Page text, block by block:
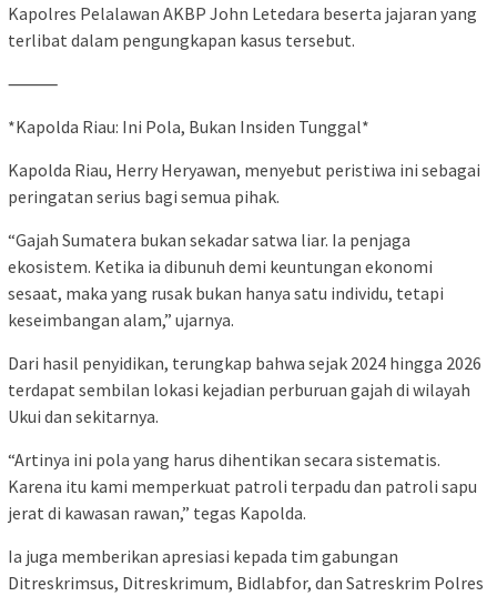
Kapolres Pelalawan AKBP John Letedara beserta jajaran yang
terlibat dalam pengungkapan kasus tersebut.
⸻
*Kapolda Riau: Ini Pola, Bukan Insiden Tunggal*
Kapolda Riau, Herry Heryawan, menyebut peristiwa ini sebagai
peringatan serius bagi semua pihak.
“Gajah Sumatera bukan sekadar satwa liar. Ia penjaga
ekosistem. Ketika ia dibunuh demi keuntungan ekonomi
sesaat, maka yang rusak bukan hanya satu individu, tetapi
keseimbangan alam,” ujarnya.
Dari hasil penyidikan, terungkap bahwa sejak 2024 hingga 2026
terdapat sembilan lokasi kejadian perburuan gajah di wilayah
Ukui dan sekitarnya.
“Artinya ini pola yang harus dihentikan secara sistematis.
Karena itu kami memperkuat patroli terpadu dan patroli sapu
jerat di kawasan rawan,” tegas Kapolda.
Ia juga memberikan apresiasi kepada tim gabungan
Ditreskrimsus, Ditreskrimum, Bidlabfor, dan Satreskrim Polres